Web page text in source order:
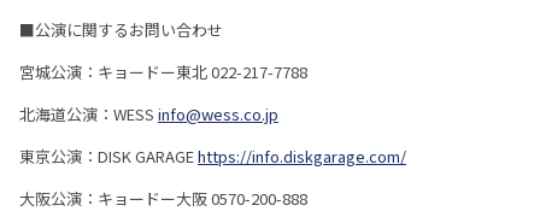
■公演に関するお問い合わせ
宮城公演：キョードー東北 022-217-7788
北海道公演：WESS info@wess.co.jp
東京公演：DISK GARAGEhttps://info.diskgarage.com/
大阪公演：キョードー大阪 0570-200-888